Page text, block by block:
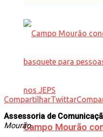
Campo Mourão
CompartilharTwittar
Assessoria de
Mourão